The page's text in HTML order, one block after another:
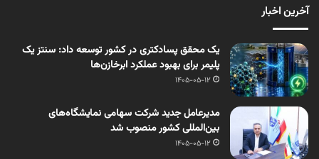
آخرین اخبار
یک محقق پسادکتری در کشور توسعه داد: سنتز یک
پلیمر برای بهبود عملکرد ابرخازن‌ها
1405-05-12
مدیرعامل جدید شرکت سهامی نمایشگاه‌های
بین‌المللی کشور منصوب شد
1405-05-12